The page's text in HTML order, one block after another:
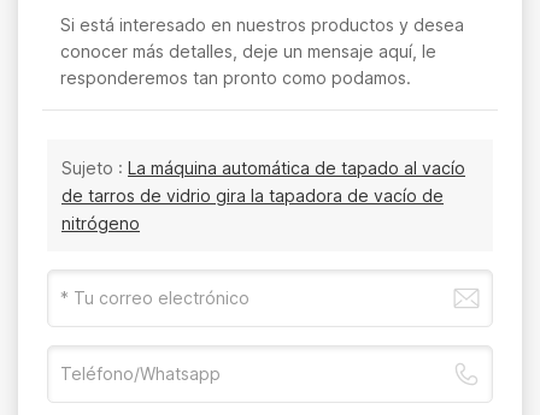
Si está interesado en nuestros productos y desea
conocer más detalles, deje un mensaje aquí, le
responderemos tan pronto como podamos.
Sujeto : La máquina automática de tapado al vacío
de tarros de vidrio gira la tapadora de vacío de
nitrógeno